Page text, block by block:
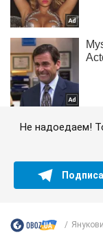
Не надоедаем!